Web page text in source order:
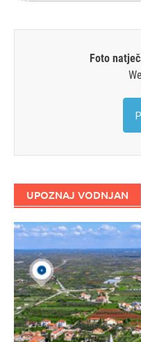
Foto
UPOZNAJ VODNJAN